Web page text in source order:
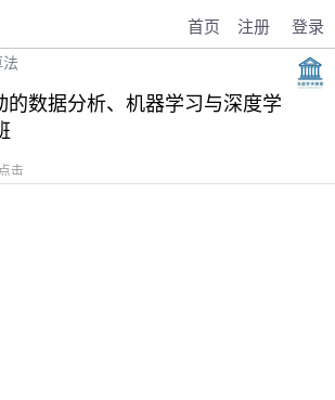
首页 注册 登录
的数据分析、机器学习与深度学
击